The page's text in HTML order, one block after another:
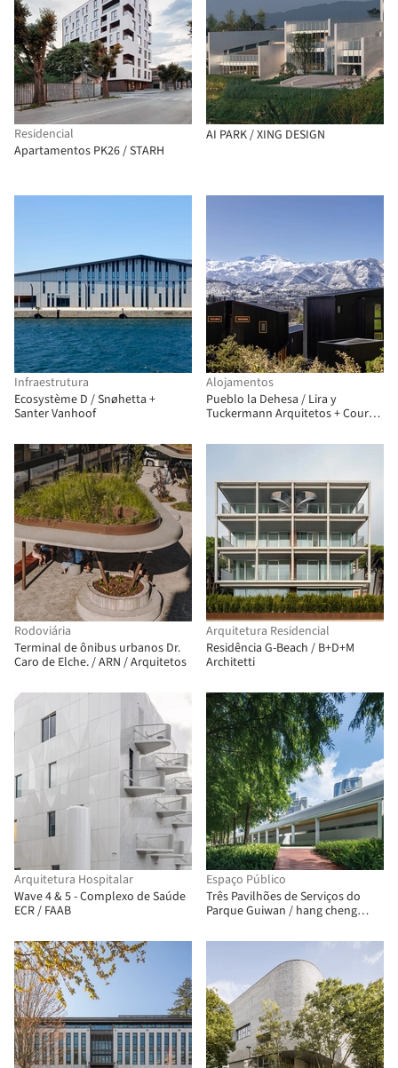
Residencial
Apartamentos PK26 / STARH
AI PARK / XING DESIGN
Infraestrutura
Ecosystème D / Snøhetta +
Santer Vanhoof
Alojamentos
Pueblo la Dehesa / Lira y
Tuckermann Arquitetos + Court
Rodoviária
Terminal de ônibus urbanos Dr.
Caro de Elche. / ARN / Arquitetos
Arquitetura Residencial
Residência G-Beach / B+D+M
Architetti
Arquitetura Hospitalar
Wave 4 & 5 - Complexo de Saúde
ECR / FAAB
Espaço Público
Três Pavilhões de Serviços do
Parque Guiwan / hang cheng